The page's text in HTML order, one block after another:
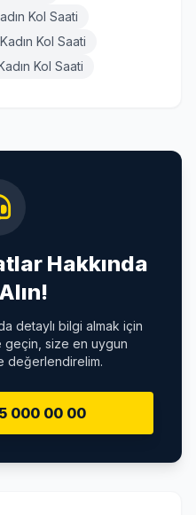
Kol Saati
Kol Saati
Kol Saati
Hakkında
detaylı bilgi almak için
geçin, size en uygun
değerlendirelim.
000 00 00